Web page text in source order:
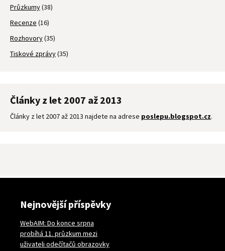
Průzkumy(38)
Recenze (16)
Rozhovory(35)
Tiskové zprávy(35)
Články z let 2007 až 2013
Články z let 2007 až 2013 najdete na adrese poslepu.blogspot.cz.
Nejnovější příspěvky
WebAIM: Do konce srpna
probíhá 11. průzkum mezi
uživateli odečítačů obrazovky